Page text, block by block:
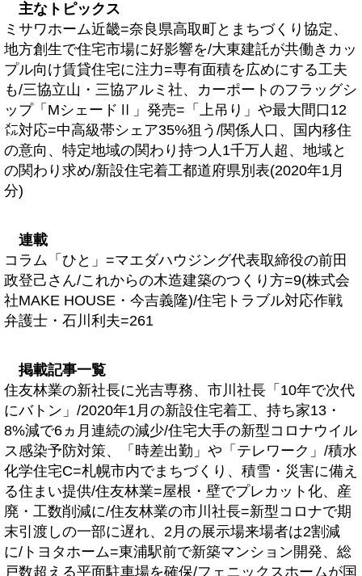
主なトピックス
ミサワホーム近畿=奈良県高取町とまちづくり協定、
地方創生で住宅市場に好影響を/大東建託が共働きカッ
プル向け賃貸住宅に注力=専有面積を広めにする工夫
も/三協立山・三協アルミ社、カーポートのフラッグシ
ップ「MシェードⅡ」発売=「上吊り」や最大間口12
㍍対応=中高級帯シェア35%狙う/関係人口、国内移住
の意向、特定地域の関わり持つ人1千万人超、地域と
の関わり求め/新設住宅着工都道府県別表(2020年1月
分)
連載
コラム「ひと」=マエダハウジング代表取締役の前田
政登己さん/これからの木造建築のつくり方=9(株式会
社MAKE HOUSE・今吉義隆)/住宅トラブル対応作戦
弁護士・石川利夫=261
掲載記事一覧
住友林業の新社長に光吉専務、市川社長「10年で次代
にバトン」/2020年1月の新設住宅着工、持ち家13・
8%減で6ヵ月連続の減少/住宅大手の新型コロナウイル
ス感染予防対策、「時差出勤」や「テレワーク」/積水
化学住宅C=札幌市内でまちづくり、積雪・災害に備え
る住まい提供/住友林業=屋根・壁でプレカット化、産
廃・工数削減に/住友林業の市川社長=新型コロナで期
末引渡しの一部に遅れ、2月の展示場来場者は2割減
に/トヨタホーム=東浦駅前で新築マンション開発、総
戸数超える平面駐車場を確保/フェニックスホームが国